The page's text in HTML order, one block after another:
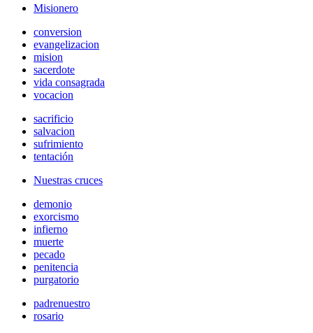
Misionero
conversion
evangelizacion
mision
sacerdote
vida consagrada
vocacion
sacrificio
salvacion
sufrimiento
tentación
Nuestras cruces
demonio
exorcismo
infierno
muerte
pecado
penitencia
purgatorio
padrenuestro
rosario